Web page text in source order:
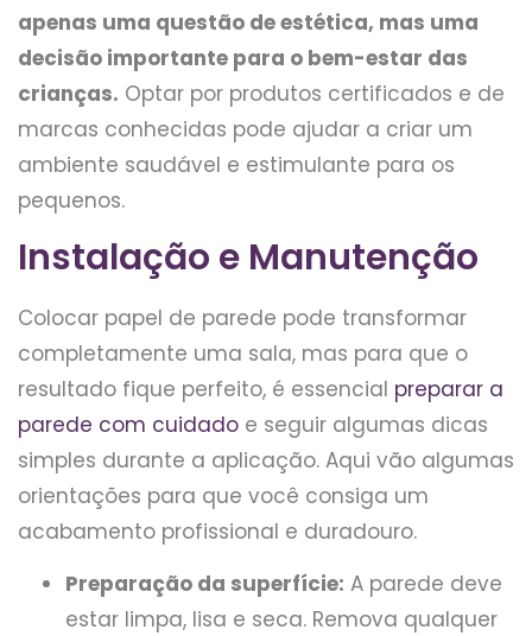
apenas uma questão de estética, mas uma
decisão importante para o bem-estar das
crianças. Optar por produtos certificados e de
marcas conhecidas pode ajudar a criar um
ambiente saudável e estimulante para os
pequenos.
Instalação e Manutenção
Colocar papel de parede pode transformar
completamente uma sala, mas para que o
resultado fique perfeito, é essencial preparar a
parede com cuidado e seguir algumas dicas
simples durante a aplicação. Aqui vão algumas
orientações para que você consiga um
acabamento profissional e duradouro.
Preparação da superfície: A parede deve
estar limpa, lisa e seca. Remova qualquer